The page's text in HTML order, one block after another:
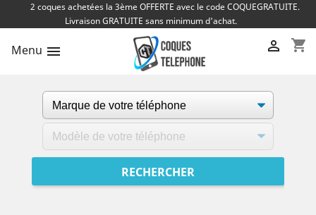
2 coques achetées la 3ème OFFERTE avec le code COQUEGRATUITE.
Livraison GRATUITE sans minimum d'achat.
Menu  shopping_cart
